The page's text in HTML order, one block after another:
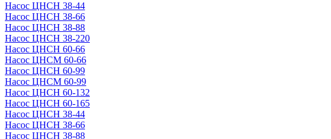
Насос ЦНСН 38-44
Насос ЦНСН 38-66
Насос ЦНСН 38-88
Насос ЦНСН 38-220
Насос ЦНСН 60-66
Насос ЦНСМ 60-66
Насос ЦНСН 60-99
Насос ЦНСМ 60-99
Насос ЦНСН 60-132
Насос ЦНСН 60-165
Насос ЦНСН 38-44
Насос ЦНСН 38-66
Насос ЦНСН 38-88